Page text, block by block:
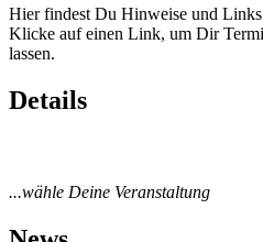
Hier findest Du Hinweise und
Klicke auf einen Link, um Dir
lassen.
Details
...wähle Deine Veranstaltung